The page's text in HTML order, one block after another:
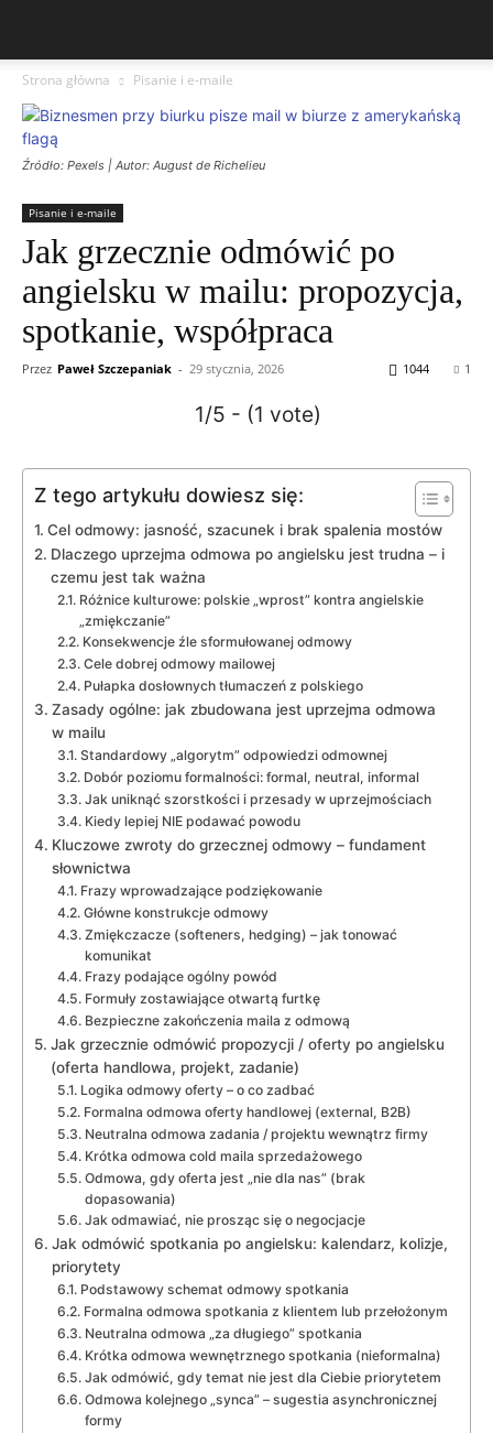
Strona główna Pisanie i e-maile
Źródło: Pexels | Autor: August de Richelieu
Pisanie i e-maile
Jak grzecznie odmówić po
angielsku w mailu: propozycja,
spotkanie, współpraca
Przez Paweł Szczepaniak - 29 stycznia, 2026 1
1044
1/5 - (1 vote)
Z tego artykułu dowiesz się:
Cel odmowy: jasność, szacunek i brak spalenia mostów
Dlaczego uprzejma odmowa po angielsku jest trudna – i
czemu jest tak ważna
Różnice kulturowe: polskie „wprost” kontra angielskie
„zmiękczanie”
Konsekwencje źle sformułowanej odmowy
Cele dobrej odmowy mailowej
Pułapka dosłownych tłumaczeń z polskiego
Zasady ogólne: jak zbudowana jest uprzejma odmowa
w mailu
Standardowy „algorytm” odpowiedzi odmownej
Dobór poziomu formalności: formal, neutral, informal
Jak uniknąć szorstkości i przesady w uprzejmościach
Kiedy lepiej NIE podawać powodu
Kluczowe zwroty do grzecznej odmowy – fundament
słownictwa
Frazy wprowadzające podziękowanie
Główne konstrukcje odmowy
Zmiękczacze (softeners, hedging) – jak tonować
komunikat
Frazy podające ogólny powód
Formuły zostawiające otwartą furtkę
Bezpieczne zakończenia maila z odmową
Jak grzecznie odmówić propozycji / oferty po angielsku
(oferta handlowa, projekt, zadanie)
Logika odmowy oferty – o co zadbać
Formalna odmowa oferty handlowej (external, B2B)
Neutralna odmowa zadania / projektu wewnątrz firmy
Krótka odmowa cold maila sprzedażowego
Odmowa, gdy oferta jest „nie dla nas” (brak
dopasowania)
Jak odmawiać, nie prosząc się o negocjacje
Jak odmówić spotkania po angielsku: kalendarz, kolizje,
priorytety
Podstawowy schemat odmowy spotkania
Formalna odmowa spotkania z klientem lub przełożonym
Neutralna odmowa „za długiego” spotkania
Krótka odmowa wewnętrznego spotkania (nieformalna)
Jak odmówić, gdy temat nie jest dla Ciebie priorytetem
Odmowa kolejnego „synca” – sugestia asynchronicznej
formy